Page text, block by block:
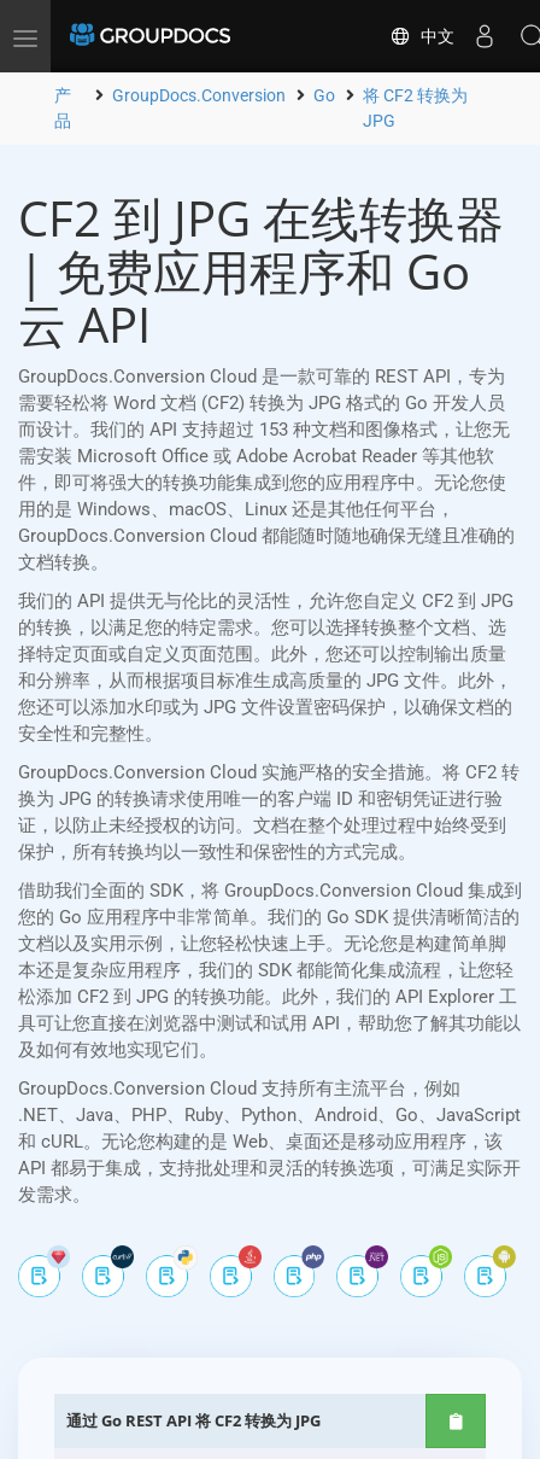
Toggle
中文
产
品
GroupDocs.Conversion Go
将 CF2 转换为
JPG
CF2 到 JPG 在线转换器
| 免费应用程序和 Go
云 API
GroupDocs.Conversion Cloud 是一款可靠的 REST API，专为
需要轻松将 Word 文档 (CF2) 转换为 JPG 格式的 Go 开发人员
而设计。我们的 API 支持超过 153 种文档和图像格式，让您无
需安装 Microsoft Office 或 Adobe Acrobat Reader 等其他软
件，即可将强大的转换功能集成到您的应用程序中。无论您使
用的是 Windows、macOS、Linux 还是其他任何平台，
GroupDocs.Conversion Cloud 都能随时随地确保无缝且准确的
文档转换。
我们的 API 提供无与伦比的灵活性，允许您自定义 CF2 到 JPG
的转换，以满足您的特定需求。您可以选择转换整个文档、选
择特定页面或自定义页面范围。此外，您还可以控制输出质量
和分辨率，从而根据项目标准生成高质量的 JPG 文件。此外，
您还可以添加水印或为 JPG 文件设置密码保护，以确保文档的
安全性和完整性。
GroupDocs.Conversion Cloud 实施严格的安全措施。将 CF2 转
换为 JPG 的转换请求使用唯一的客户端 ID 和密钥凭证进行验
证，以防止未经授权的访问。文档在整个处理过程中始终受到
保护，所有转换均以一致性和保密性的方式完成。
借助我们全面的 SDK，将 GroupDocs.Conversion Cloud 集成到
您的 Go 应用程序中非常简单。我们的 Go SDK 提供清晰简洁的
文档以及实用示例，让您轻松快速上手。无论您是构建简单脚
本还是复杂应用程序，我们的 SDK 都能简化集成流程，让您轻
松添加 CF2 到 JPG 的转换功能。此外，我们的 API Explorer 工
具可让您直接在浏览器中测试和试用 API，帮助您了解其功能以
及如何有效地实现它们。
GroupDocs.Conversion Cloud 支持所有主流平台，例如
.NET、Java、PHP、Ruby、Python、Android、Go、JavaScript
和 cURL。无论您构建的是 Web、桌面还是移动应用程序，该
API 都易于集成，支持批处理和灵活的转换选项，可满足实际开
发需求。
通过 Go REST API 将 CF2 转换为 JPG